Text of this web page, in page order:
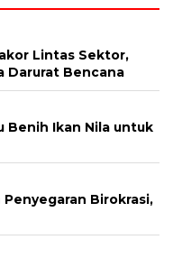
Lintas Sektor,
Darurat Bencana
Benih Ikan Nila untuk
Penyegaran Birokrasi,